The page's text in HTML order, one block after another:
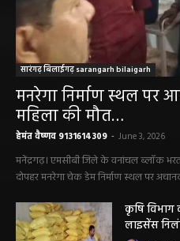
सारंगढ़ बिलाईगढ़ sarangarh bilaigarh
मनरेगा निर्माण स्थल पर
महिला की मौत…
हेमंत वैष्णव 9131614309 - June 3, 2026
मनेंद्रगढ़। एमसीबी जिले के वनांचल ब्लॉक
दोपहर मनरेगा चेक डेम निर्माण स्थल पर
कृषि विभाग
लाइसेंस